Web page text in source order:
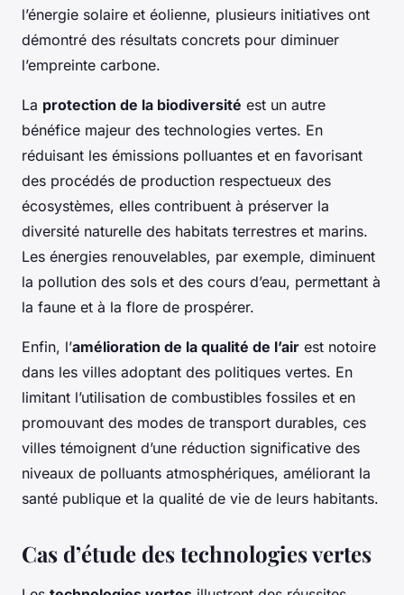
l’énergie solaire et éolienne, plusieurs initiatives ont
démontré des résultats concrets pour diminuer
l’empreinte carbone.
La protection de la biodiversité est un autre
bénéfice majeur des technologies vertes. En
réduisant les émissions polluantes et en favorisant
des procédés de production respectueux des
écosystèmes, elles contribuent à préserver la
diversité naturelle des habitats terrestres et marins.
Les énergies renouvelables, par exemple, diminuent
la pollution des sols et des cours d’eau, permettant à
la faune et à la flore de prospérer.
Enfin, l’amélioration de la qualité de l’air est notoire
dans les villes adoptant des politiques vertes. En
limitant l’utilisation de combustibles fossiles et en
promouvant des modes de transport durables, ces
villes témoignent d’une réduction significative des
niveaux de polluants atmosphériques, améliorant la
santé publique et la qualité de vie de leurs habitants.
Cas d’étude des technologies vertes